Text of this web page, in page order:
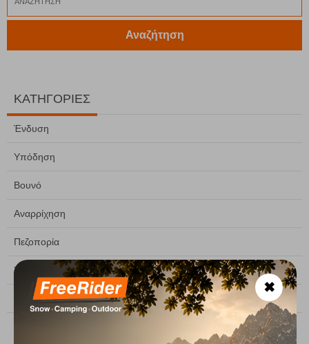
Αναζήτηση
ΚΑΤΗΓΟΡΙΕΣ
Ένδυση
Υπόδηση
Βουνό
Αναρρίχηση
Πεζοπορία
Σκι
Camping
✖